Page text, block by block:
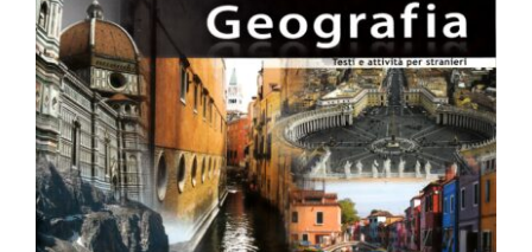
GEOGRAFIA – L’italia è cultura